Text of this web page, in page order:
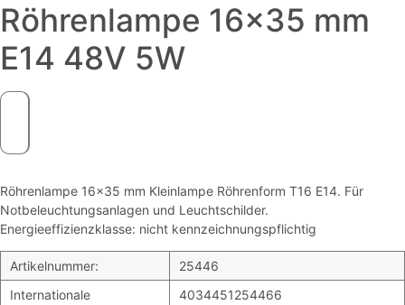
Röhrenlampe 16×35 mm
E14 48V 5W
Röhrenlampe 16×35 mm Kleinlampe Röhrenform T16 E14. Für
Notbeleuchtungsanlagen und Leuchtschilder.
Energieeffizienzklasse: nicht kennzeichnungspflichtig
Artikelnummer:
25446
Internationale
4034451254466